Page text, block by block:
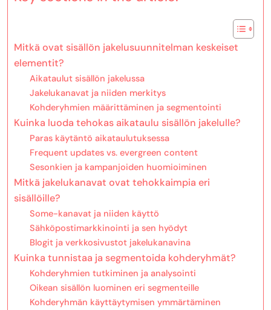
Mitkä ovat sisällön jakelusuunnitelman keskeiset
elementit?
Aikataulut sisällön jakelussa
Jakelukanavat ja niiden merkitys
Kohderyhmien määrittäminen ja segmentointi
Kuinka luoda tehokas aikataulu sisällön jakelulle?
Paras käytäntö aikataulutuksessa
Frequent updates vs. evergreen content
Sesonkien ja kampanjoiden huomioiminen
Mitkä jakelukanavat ovat tehokkaimpia eri
sisällöille?
Some-kanavat ja niiden käyttö
Sähköpostimarkkinointi ja sen hyödyt
Blogit ja verkkosivustot jakelukanavina
Kuinka tunnistaa ja segmentoida kohderyhmät?
Kohderyhmien tutkiminen ja analysointi
Oikean sisällön luominen eri segmenteille
Kohderyhmän käyttäytymisen ymmärtäminen